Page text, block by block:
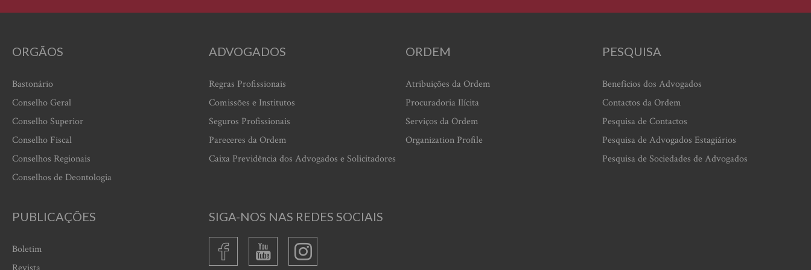
ORGÃOS
Bastonário
Conselho Geral
Conselho Superior
Conselho Fiscal
Conselhos Regionais
Conselhos de Deontologia
ADVOGADOS
Regras Profissionais
Comissões e Institutos
Seguros Profissionais
Pareceres da Ordem
Caixa Previdência dos Advogados e Solicitadores
ORDEM
Atribuições da Ordem
Procuradoria Ilícita
Serviços da Ordem
Organization Profile
PESQUISA
Benefícios dos Advogados
Contactos da Ordem
Pesquisa de Contactos
Pesquisa de Advogados Estagiários
Pesquisa de Sociedades de Advogados
PUBLICAÇÕES
Boletim
SIGA-NOS NAS REDES SOCIAIS